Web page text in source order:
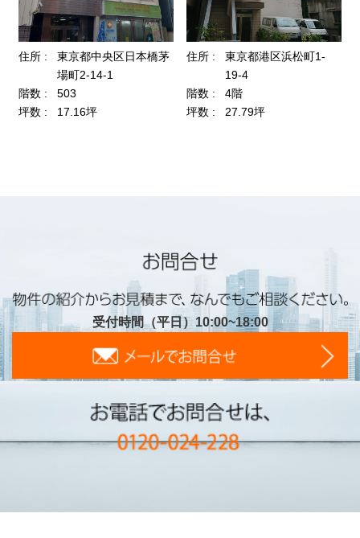
受付時間（平日）10:00~18:00